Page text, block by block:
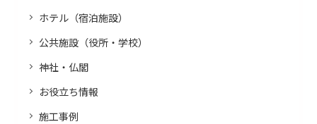
ホテル（宿泊施設）
公共施設（役所・学校）
神社・仏閣
お役立ち情報
施工事例